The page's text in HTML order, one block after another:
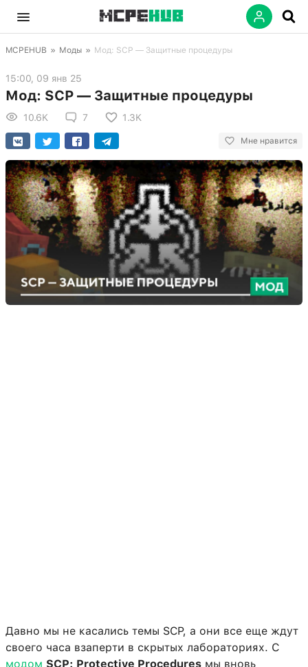
MCPEHUB » Моды » Мод: SCP — Защитные процедуры
15:00, 09 янв 25
Мод: SCP — Защитные процедуры
10.6K 7 1.3K
Мне нравится
Давно мы не касались темы SCP, а они все еще ждут
своего часа взаперти в скрытых лабораториях. С
модом SCP: Protective Procedures мы вновь